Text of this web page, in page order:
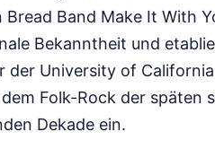
Band Make It With
Bekanntheit und
der University of
Folk-Rock der späten
Dekade ein.